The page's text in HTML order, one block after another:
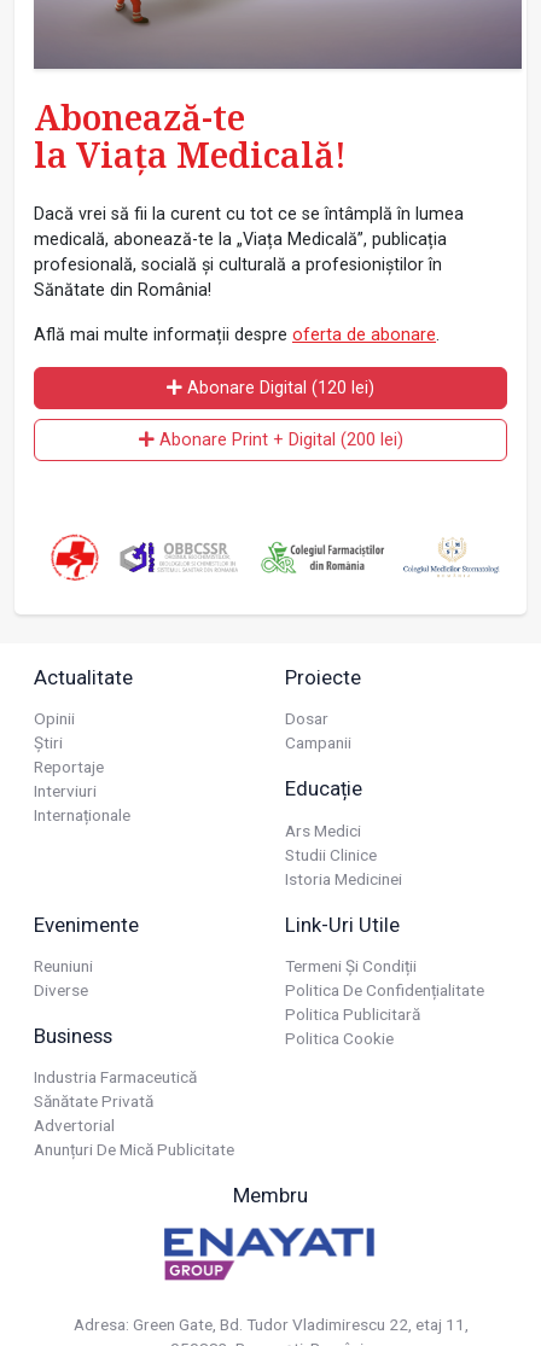
Abonează-te
la Viața Medicală!
Dacă vrei să fii la curent cu tot ce se întâmplă în lumea
medicală, abonează-te la „Viața Medicală”, publicația
profesională, socială și culturală a profesioniștilor în
Sănătate din România!
Află mai multe informații despre oferta de abonare.
Abonare Digital (120 lei)
Abonare Print + Digital (200 lei)
Actualitate
Opinii
Știri
Reportaje
Interviuri
Internaționale
Proiecte
Dosar
Campanii
Educație
Ars Medici
Studii Clinice
Istoria Medicinei
Evenimente
Reuniuni
Diverse
Business
Industria Farmaceutică
Sănătate Privată
Advertorial
Anunțuri De Mică Publicitate
Link-Uri Utile
Termeni Și Condiții
Politica De Confidențialitate
Politica Publicitară
Politica Cookie
Membru
Adresa: Green Gate, Bd. Tudor Vladimirescu 22, etaj 11,